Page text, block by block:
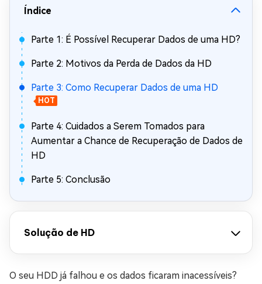
Índice
Parte 1: É Possível Recuperar Dados de uma HD?
Parte 2: Motivos da Perda de Dados da HD
Parte 3: Como Recuperar Dados de uma HD
HOT
Parte 4: Cuidados a Serem Tomados para
Aumentar a Chance de Recuperação de Dados de
HD
Parte 5: Conclusão
Solução de HD
O seu HDD já falhou e os dados ficaram inacessíveis?